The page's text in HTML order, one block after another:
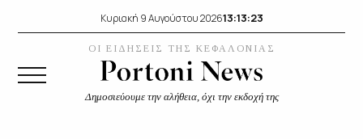
Κυριακή 9 Αυγούστου 202613:13:25
ΟΙ ΕΙΔΗΣΕΙΣ ΤΗΣ ΚΕΦΑΛΟΝΙΑΣ
Δημοσιεύουμε την αλήθεια, όχι την εκδοχή της